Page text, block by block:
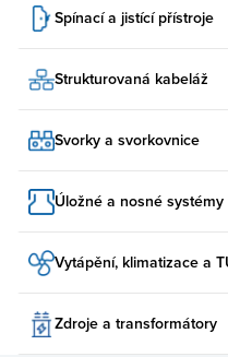
Spínací a jistící přístroje
Strukturovaná kabeláž
Svorky a svorkovnice
Úložné a nosné systémy
Vytápění, klimatizace a
Zdroje a transformátory